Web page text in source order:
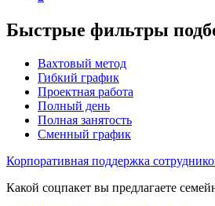
Быстрые фильтры
Вахтовый метод
Гибкий график
Проектная работа
Полный день
Полная занятость
Сменный график
Корпоративная поддержка
Какой соцпакет вы предлагаете